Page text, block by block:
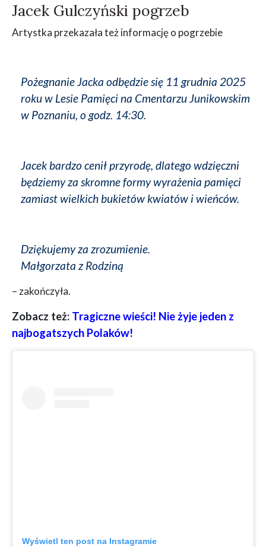
Jacek Gulczyński pogrzeb
Artystka przekazała też informację o pogrzebie
Pożegnanie Jacka odbędzie się 11 grudnia 2025
roku w Lesie Pamięci na Cmentarzu Junikowskim
w Poznaniu, o godz. 14:30.
Jacek bardzo cenił przyrodę, dlatego wdzięczni
będziemy za skromne formy wyrażenia pamięci
zamiast wielkich bukietów kwiatów i wieńców.
Dziękujemy za zrozumienie.
Małgorzata z Rodziną
– zakończyła.
Zobacz też: Tragiczne wieści! Nie żyje jeden z
najbogatszych Polaków!
Wyświetl ten post na Instagramie